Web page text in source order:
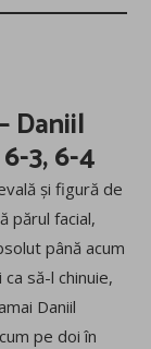
Daniil
3, 6-4
și figură de
părul facial,
până acum
să-l chinuie,
Daniil
pe doi în